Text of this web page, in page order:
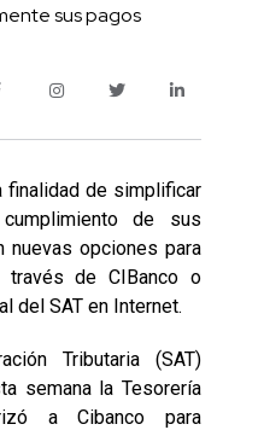
sus pagos
finalidad de simplificar
de sus
nuevas opciones para
de CIBanco o
del SAT en Internet.
Tributaria (SAT)
semana la Tesorería
a Cibanco para